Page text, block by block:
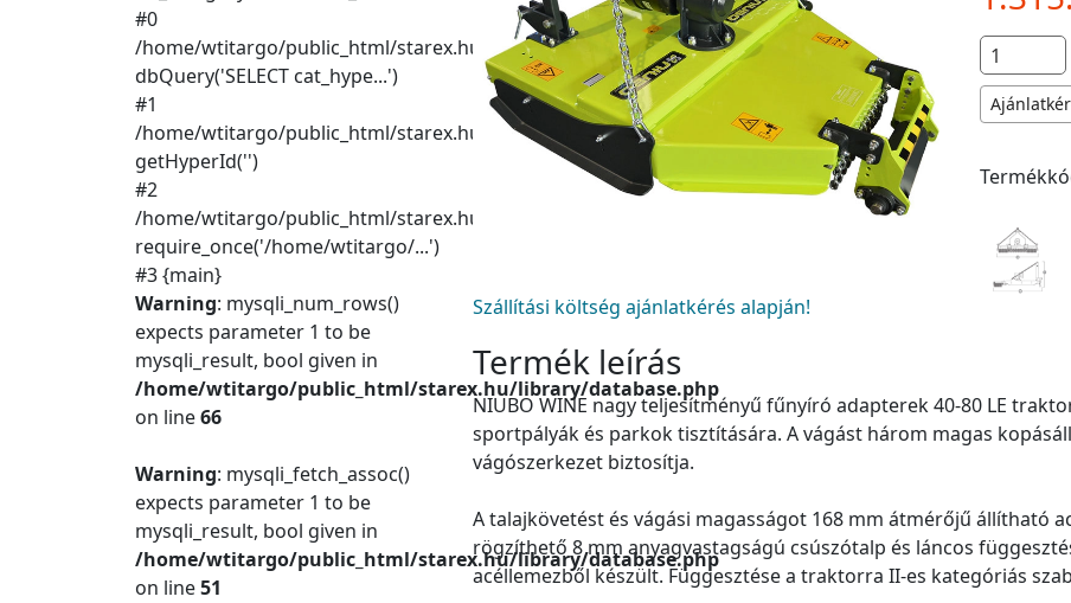
#0
/home/wtitargo/public_html/starex.hu/library/common.php(502):
dbQuery('SELECT cat_hype...')
#1
/home/wtitargo/public_html/starex.hu/include/leftNav.php(62):
getHyperId('')
#2
/home/wtitargo/public_html/starex.hu/index.php(23):
require_once('/home/wtitargo/...')
#3 {main}
Warning: mysqli_num_rows()
expects parameter 1 to be
mysqli_result, bool given in
/home/wtitargo/public_html/starex.hu/library/database.php
on line66
Warning: mysqli_fetch_assoc()
expects parameter 1 to be
mysqli_result, bool given in
/home/wtitargo/public_html/starex.hu/library/database.php
on line51
Szállítási költség ajánlatkérés alapján!
Termék leírás
NIUBO WINE nagy teljesítményű fűnyíró adapterek 40-80 LE
sportpályák és parkok tisztítására. A vágást három magas
vágószerkezet biztosítja.
A talajkövetést és vágási magasságot 168 mm átmérőjű állítható
rögzíthető 8 mm anyagvastagságú csúszótalp és láncos
acéllemezből készült. Függesztése a traktorra II-es kategóriás